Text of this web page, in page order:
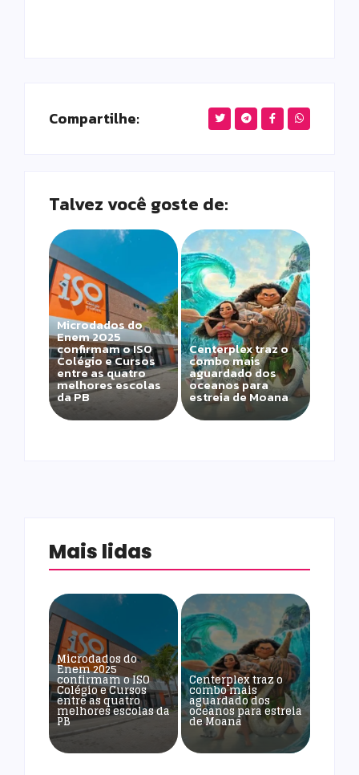
Compartilhe:
Talvez você goste de:
Microdados do
Enem 2025
confirmam o ISO
Colégio e Cursos
entre as quatro
melhores escolas
da PB
Centerplex traz o
combo mais
aguardado dos
oceanos para
estreia de Moana
Mais lidas
Microdados do
Enem 2025
confirmam o ISO
Colégio e Cursos
entre as quatro
melhores escolas da
PB
Centerplex traz o
combo mais
aguardado dos
oceanos para estreia
de Moana